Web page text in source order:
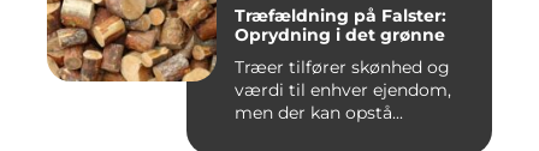
Træfældning på Falster:
Oprydning i det grønne
Træer tilfører skønhed og
værdi til enhver ejendom,
men der kan opstå...